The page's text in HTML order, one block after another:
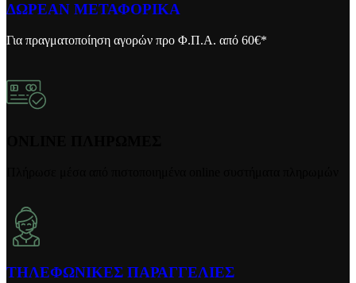
ΔΩΡΕΑΝ ΜΕΤΑΦΟΡΙΚΑ
Για πραγματοποίηση αγορών προ Φ.Π.Α. από 60€*
ΤΗΛΕΦΩΝΙΚΕΣ ΠΑΡΑΓΓΕΛΙΕΣ